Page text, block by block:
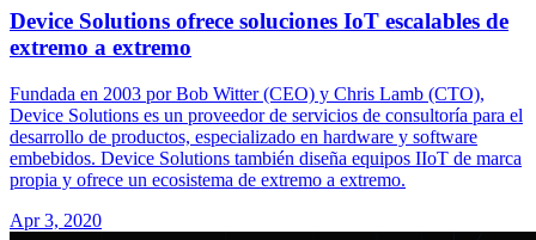
Device Solutions ofrece soluciones IoT escalables de
extremo a extremo
Fundada en 2003 por Bob Witter (CEO) y Chris Lamb (CTO),
Device Solutions es un proveedor de servicios de consultoría para el
desarrollo de productos, especializado en hardware y software
embebidos. Device Solutions también diseña equipos IIoT de marca
propia y ofrece un ecosistema de extremo a extremo.
Apr 3, 2020